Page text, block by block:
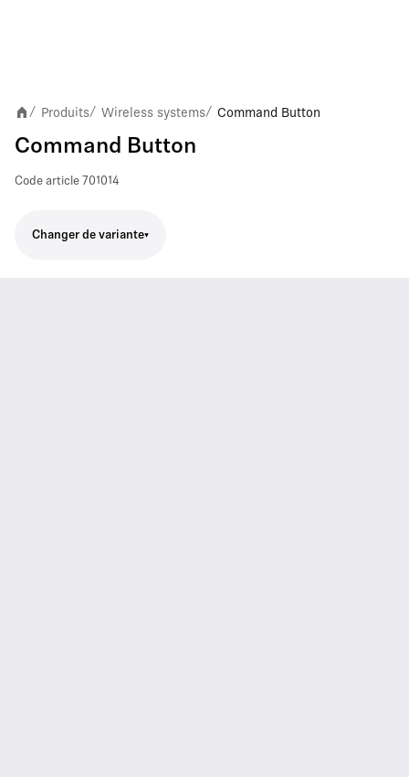
/ Produits/ Wireless systems/ Command Button
Command Button
Code article 701014
Changer de variante